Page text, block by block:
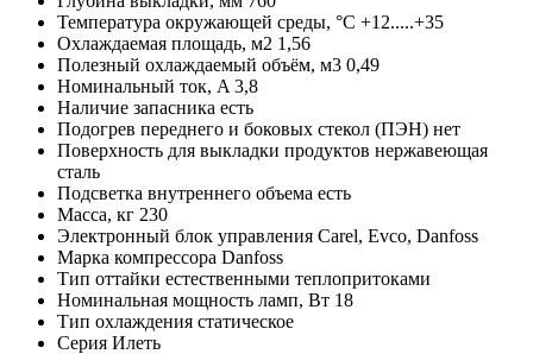
Температура окружающей среды, °C +12.....+35
Охлаждаемая площадь, м2 1,56
Полезный охлаждаемый объём, м3 0,49
Номинальный ток, A 3,8
Наличие запасника есть
Подогрев переднего и боковых стекол (ПЭН) нет
Поверхность для выкладки продуктов нержавеющая
сталь
Подсветка внутреннего объема есть
Масса, кг 230
Электронный блок управления Carel, Evco, Danfoss
Марка компрессора Danfoss
Тип оттайки естественными теплопритоками
Номинальная мощность ламп, Вт 18
Тип охлаждения статическое
Серия Илеть